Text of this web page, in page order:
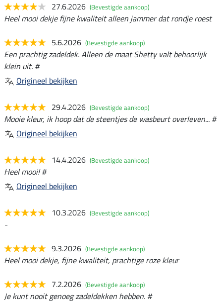
27.6.2026 (Bevestigde aankoop)
Heel mooi dekje fijne kwaliteit alleen jammer dat rondje roest
5.6.2026 (Bevestigde aankoop)
Een prachtig zadeldek. Alleen de maat Shetty valt behoorlijk
klein uit. #
Origineel bekijken
29.4.2026 (Bevestigde aankoop)
Mooie kleur, ik hoop dat de steentjes de wasbeurt overleven... #
Origineel bekijken
14.4.2026 (Bevestigde aankoop)
Heel mooi! #
Origineel bekijken
10.3.2026 (Bevestigde aankoop)
-
9.3.2026 (Bevestigde aankoop)
Heel mooi dekje, fijne kwaliteit, prachtige roze kleur
7.2.2026 (Bevestigde aankoop)
Je kunt nooit genoeg zadeldekken hebben. #